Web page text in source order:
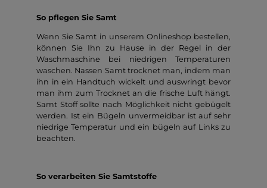
So pflegen Sie Samt
Wenn Sie Samt in unserem Onlineshop bestellen,
können Sie Ihn zu Hause in der Regel in der
Waschmaschine bei niedrigen Temperaturen
waschen. Nassen Samt trocknet man, indem man
ihn in ein Handtuch wickelt und auswringt bevor
man ihm zum Trocknet an die frische Luft hängt.
Samt Stoff sollte nach Möglichkeit nicht gebügelt
werden. Ist ein Bügeln unvermeidbar ist auf sehr
niedrige Temperatur und ein bügeln auf Links zu
beachten.
So verarbeiten Sie Samtstoffe